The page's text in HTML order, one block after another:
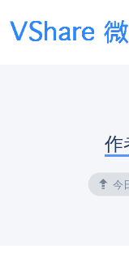
作
今